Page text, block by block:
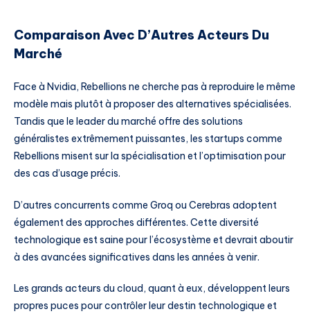
Comparaison Avec D’Autres Acteurs Du
Marché
Face à Nvidia, Rebellions ne cherche pas à reproduire le même
modèle mais plutôt à proposer des alternatives spécialisées.
Tandis que le leader du marché offre des solutions
généralistes extrêmement puissantes, les startups comme
Rebellions misent sur la spécialisation et l’optimisation pour
des cas d’usage précis.
D’autres concurrents comme Groq ou Cerebras adoptent
également des approches différentes. Cette diversité
technologique est saine pour l’écosystème et devrait aboutir
à des avancées significatives dans les années à venir.
Les grands acteurs du cloud, quant à eux, développent leurs
propres puces pour contrôler leur destin technologique et